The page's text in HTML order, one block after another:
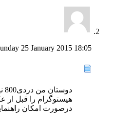
25 January 2015 18:05
هیستوگرام را قبل
درصورت امکان